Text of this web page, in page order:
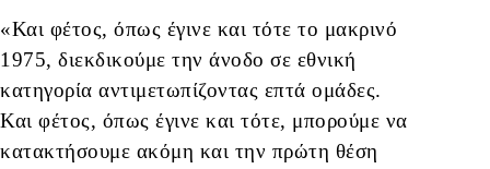
«Και φέτος, όπως έγινε και τότε το μακρινό
1975, διεκδικούμε την άνοδο σε εθνική
κατηγορία αντιμετωπίζοντας επτά ομάδες.
Και φέτος, όπως έγινε και τότε, μπορούμε να
κατακτήσουμε ακόμη και την πρώτη θέση